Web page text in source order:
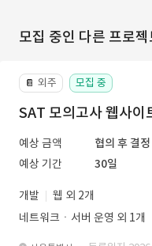
모집 중인 다른 프로젝
📔 외주 모집 중
SAT 모의고사 웹사이
예상 금액
협의 후 결정
예상 기간
30일
개발
웹 외 2개
네트워크ㆍ서버 운영 외 1개